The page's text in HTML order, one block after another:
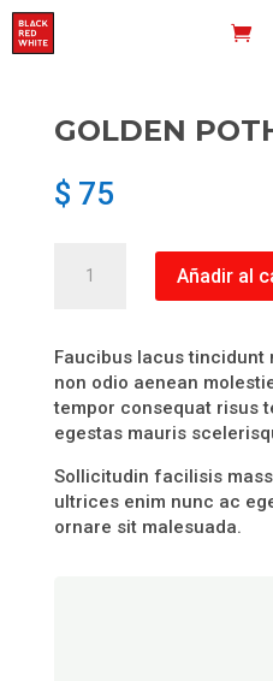
GOLDEN
$ 75
Pothos
Añadir al
Faucibus lacus tincidunt
non odio aenean
tempor consequat risus
egestas mauris
Sollicitudin facilisis
ultrices enim nunc ac
ornare sit malesuada.